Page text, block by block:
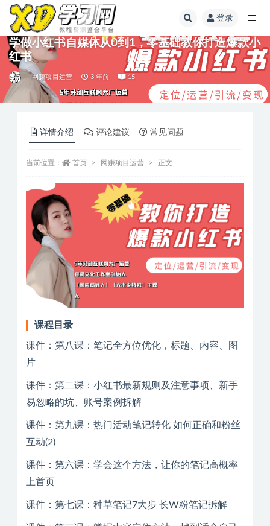
登录
学做小红书自媒体从0到1，零基础教你打造爆款小
红书
网赚项目运营 3 年前 15
详情介绍 评论建议 常见问题
当前位置： 首页 网赚项目运营 正文
课程目录
课件：第八课：笔记全方位优化，标题、内容、图
片
课件：第二课：小红书最新规则及注意事项、新手
易忽略的坑、账号案例拆解
课件：第九课：热门活动笔记转化 如何正确和粉丝
互动(2)
课件：第六课：学会这个方法，让你的笔记高概率
上首页
课件：第七课：种草笔记7大步 长W粉笔记​拆解